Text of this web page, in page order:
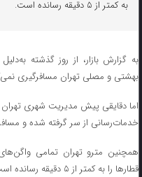
به کمتر از ۵ دقیقه رسانده است.
به گزارش بازار، از روز گذشته
بهشتی و مصلی تهران مسافرگیری
اما دقایقی پیش مدیریت شهری تهران
خدمات‌رسانی از سر گرفته شده و
همچنین مترو تهران تمامی
قطارها را به کمتر از ۵ دقیقه رسانده است.